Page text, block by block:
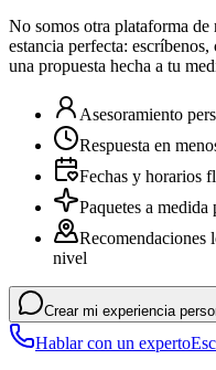
No somos otra plataforma de
estancia perfecta:
una propuesta hecha a tu
Asesoramiento
Respuesta en
Fechas y horarios
Paquetes a
Recomendaciones
nivel
Crear mi experiencia
Hablar con un experto